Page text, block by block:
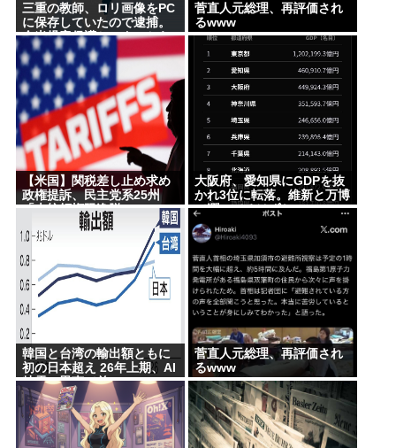
三重の教師、ロリ画像をPC
に保存していたので逮捕。
全米児童保護センターから
日本の警察庁に通報が来
る。
菅直人元総理、再評価され
るwww
【米国】関税差し止め求め
政権提訴、民主党系25州
「大統領権限逸脱」
大阪府、愛知県にGDPを抜
かれ3位に転落。維新と万博
で潤ってるはずじゃ…
韓国と台湾の輸出額ともに
初の日本超え 26年上期、AI
特需の恩恵で差
菅直人元総理、再評価され
るwww